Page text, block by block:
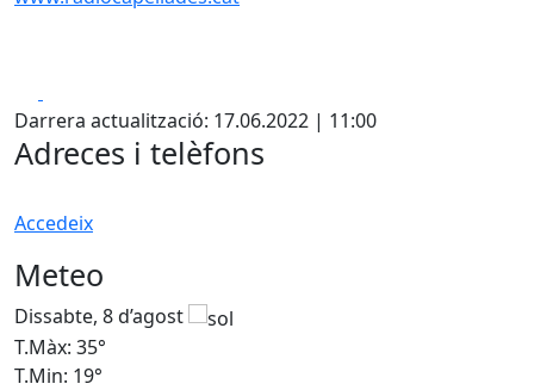
Darrera actualització: 17.06.2022 | 11:00
Adreces i telèfons
Accedeix
Meteo
Dissabte, 8 d’agost
T.Màx: 35°
T.Min: 19°